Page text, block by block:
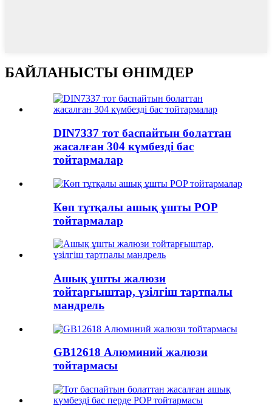
БАЙЛАНЫСТЫ ӨНІМДЕР
DIN7337 тот баспайтын болаттан
жасалған 304 күмбезді бас
тойтармалар
Көп тұтқалы ашық ұшты POP
тойтармалар
Ашық ұшты жалюзи
тойтарғыштар, үзілгіш тартпалы
мандрель
GB12618 Алюминий жалюзи
тойтармасы